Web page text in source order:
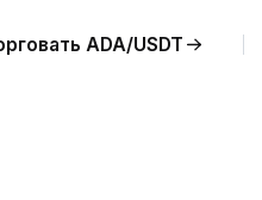
ADA/USDT